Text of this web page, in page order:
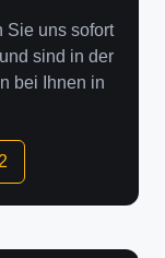
Sie uns sofort
sind in der
bei Ihnen in